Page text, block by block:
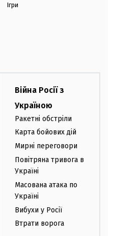
Ігри
Війна Росії з
Україною
Ракетні обстріли
Карта бойових дій
Мирні переговори
Повітряна тривога в
Україні
Масована атака по
Україні
Вибухи у Росії
Втрати ворога